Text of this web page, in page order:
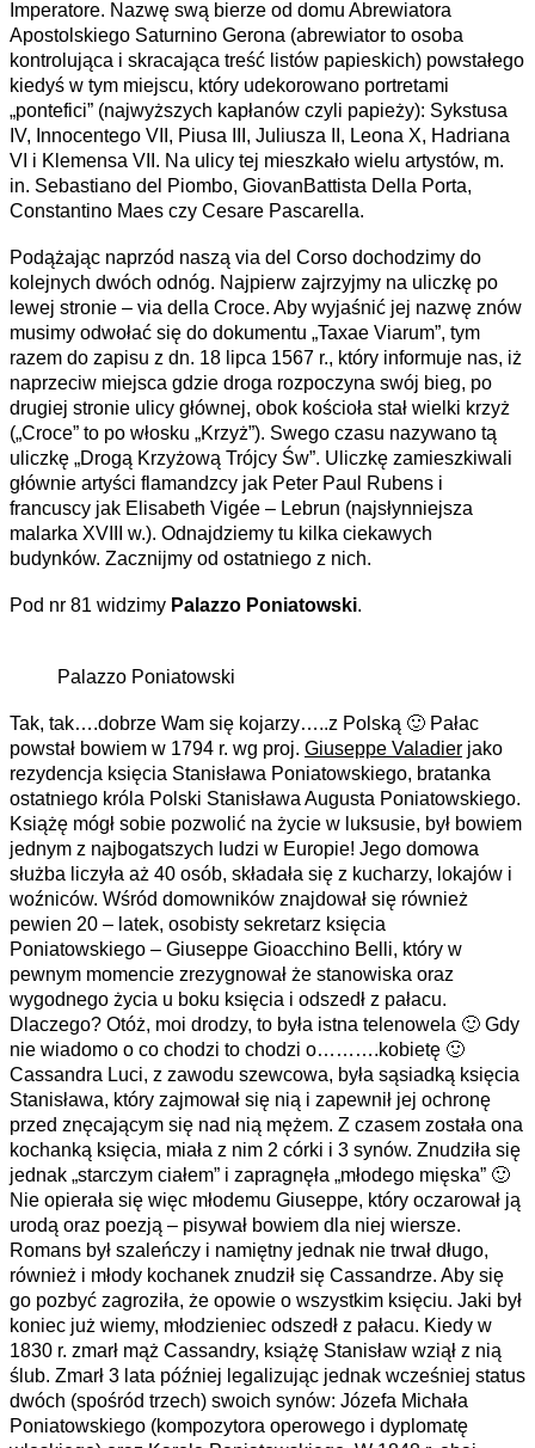
Imperatore. Nazwę swą bierze od domu Abrewiatora
Apostolskiego Saturnino Gerona (abrewiator to osoba
kontrolująca i skracająca treść listów papieskich) powstałego
kiedyś w tym miejscu, który udekorowano portretami
„pontefici” (najwyższych kapłanów czyli papieży): Sykstusa
IV, Innocentego VII, Piusa III, Juliusza II, Leona X, Hadriana
VI i Klemensa VII. Na ulicy tej mieszkało wielu artystów, m.
in. Sebastiano del Piombo, GiovanBattista Della Porta,
Constantino Maes czy Cesare Pascarella.
Podążając naprzód naszą via del Corso dochodzimy do
kolejnych dwóch odnóg. Najpierw zajrzyjmy na uliczkę po
lewej stronie – via della Croce. Aby wyjaśnić jej nazwę znów
musimy odwołać się do dokumentu „Taxae Viarum”, tym
razem do zapisu z dn. 18 lipca 1567 r., który informuje nas, iż
naprzeciw miejsca gdzie droga rozpoczyna swój bieg, po
drugiej stronie ulicy głównej, obok kościoła stał wielki krzyż
(„Croce” to po włosku „Krzyż”). Swego czasu nazywano tą
uliczkę „Drogą Krzyżową Trójcy Św”. Uliczkę zamieszkiwali
głównie artyści flamandzcy jak Peter Paul Rubens i
francuscy jak Elisabeth Vigée – Lebrun (najsłynniejsza
malarka XVIII w.). Odnajdziemy tu kilka ciekawych
budynków. Zacznijmy od ostatniego z nich.
Pod nr 81 widzimy Palazzo Poniatowski.
Palazzo Poniatowski
Tak, tak….dobrze Wam się kojarzy…..z Polską 🙂 Pałac
powstał bowiem w 1794 r. wg proj. Giuseppe Valadier jako
rezydencja księcia Stanisława Poniatowskiego, bratanka
ostatniego króla Polski Stanisława Augusta Poniatowskiego.
Książę mógł sobie pozwolić na życie w luksusie, był bowiem
jednym z najbogatszych ludzi w Europie! Jego domowa
służba liczyła aż 40 osób, składała się z kucharzy, lokajów i
woźniców. Wśród domowników znajdował się również
pewien 20 – latek, osobisty sekretarz księcia
Poniatowskiego – Giuseppe Gioacchino Belli, który w
pewnym momencie zrezygnował że stanowiska oraz
wygodnego życia u boku księcia i odszedł z pałacu.
Dlaczego? Otóż, moi drodzy, to była istna telenowela 🙂 Gdy
nie wiadomo o co chodzi to chodzi o……….kobietę 🙂
Cassandra Luci, z zawodu szewcowa, była sąsiadką księcia
Stanisława, który zajmował się nią i zapewnił jej ochronę
przed znęcającym się nad nią mężem. Z czasem została ona
kochanką księcia, miała z nim 2 córki i 3 synów. Znudziła się
jednak „starczym ciałem” i zapragnęła „młodego mięska” 🙂
Nie opierała się więc młodemu Giuseppe, który oczarował ją
urodą oraz poezją – pisywał bowiem dla niej wiersze.
Romans był szaleńczy i namiętny jednak nie trwał długo,
również i młody kochanek znudził się Cassandrze. Aby się
go pozbyć zagroziła, że opowie o wszystkim księciu. Jaki był
koniec już wiemy, młodzieniec odszedł z pałacu. Kiedy w
1830 r. zmarł mąż Cassandry, książę Stanisław wziął z nią
ślub. Zmarł 3 lata później legalizując jednak wcześniej status
dwóch (spośród trzech) swoich synów: Józefa Michała
Poniatowskiego (kompozytora operowego i dyplomatę